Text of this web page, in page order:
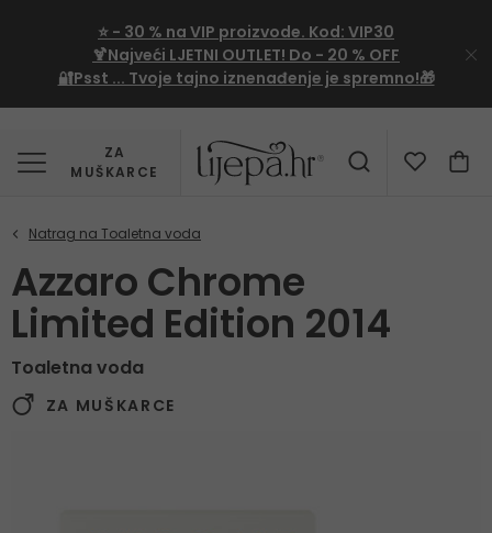
⭐ - 30 % na VIP proizvode. Kod: VIP30
🍹Najveći LJETNI OUTLET! Do - 20 % OFF
🔐Psst ... Tvoje tajno iznenađenje je spremno!🎁
ZA
MUŠKARCE
Azzaro Chrome
Limited Edition 2014
Toaletna voda
ZA MUŠKARCE